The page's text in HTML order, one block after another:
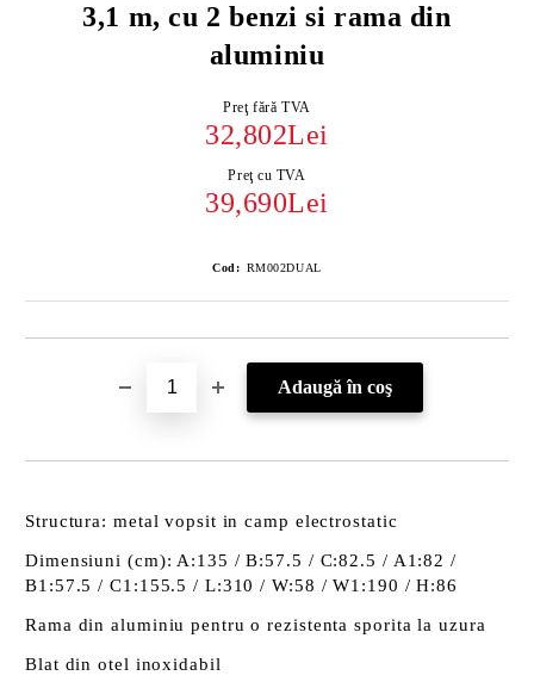
3,1 m, cu 2 benzi si rama din
aluminiu
Preţ fără TVA
32,802Lei
Preţ cu TVA
39,690Lei
Cod: RM002DUAL
Structura: metal vopsit in camp electrostatic
Dimensiuni (cm): A:135 / B:57.5 / C:82.5 / A1:82 /
B1:57.5 / C1:155.5 / L:310 / W:58 / W1:190 / H:86
Rama din aluminiu pentru o rezistenta sporita la uzura
Blat din otel inoxidabil